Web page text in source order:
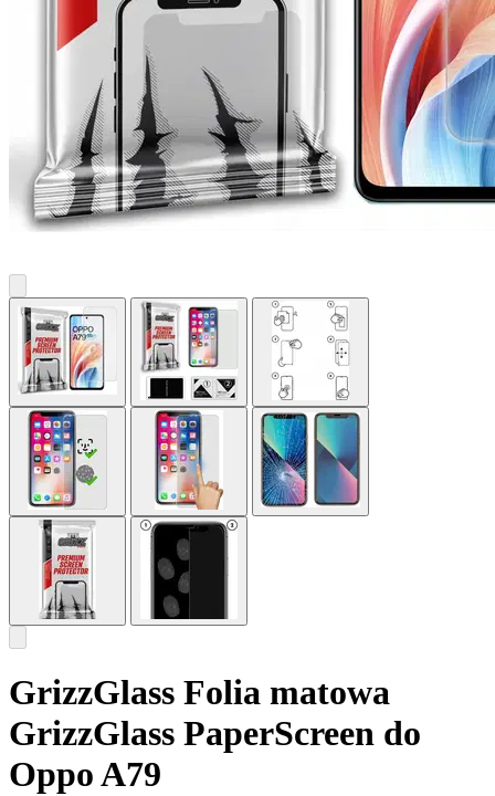
GrizzGlass Folia matowa
GrizzGlass PaperScreen do
Oppo A79